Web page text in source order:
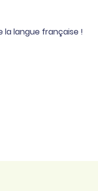
la langue française !